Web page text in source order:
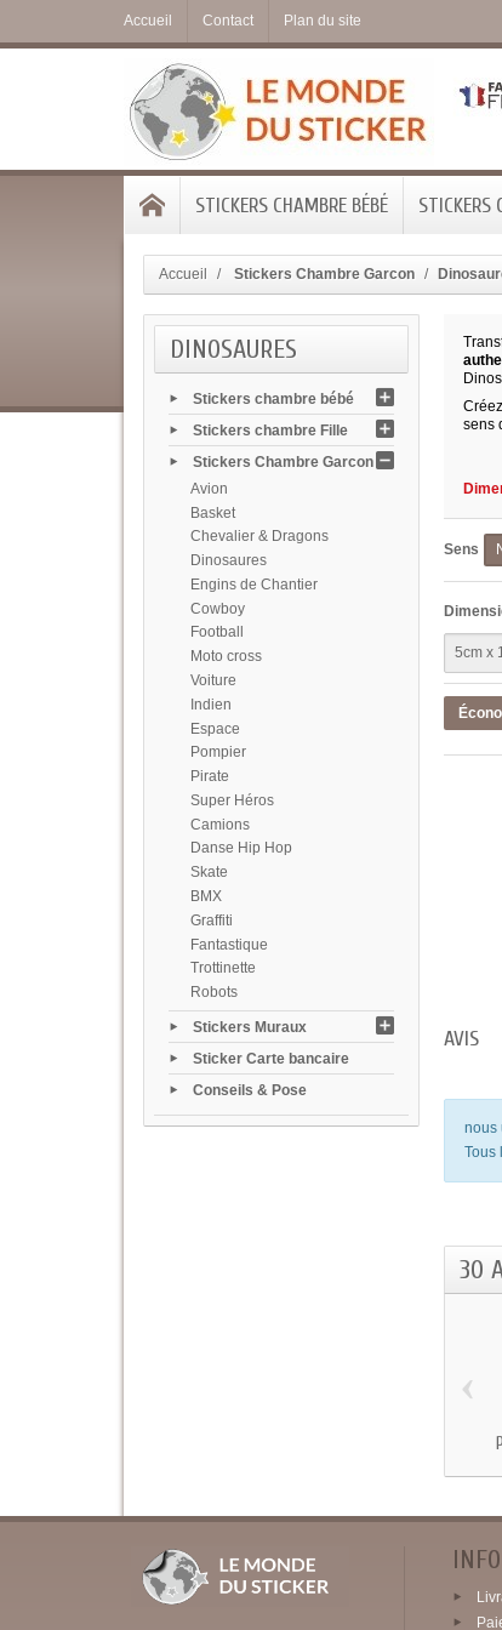
Accueil Contact Plan du site
STICKERS CHAMBRE BÉBÉ STICKERS
Accueil Stickers Chambre Garcon
DINOSAURES
Stickers chambre bébé
Stickers chambre Fille
Stickers Chambre Garcon
Avion
Basket
Chevalier & Dragons
Dinosaures
Engins de Chantier
Cowboy
Football
Moto cross
Voiture
Indien
Espace
Pompier
Pirate
Super Héros
Camions
Danse Hip Hop
Skate
BMX
Graffiti
Fantastique
Trottinette
Robots
Stickers Muraux
Sticker Carte bancaire
Conseils & Pose
sens
Sens
AVIS
nous
Tous
30
‹